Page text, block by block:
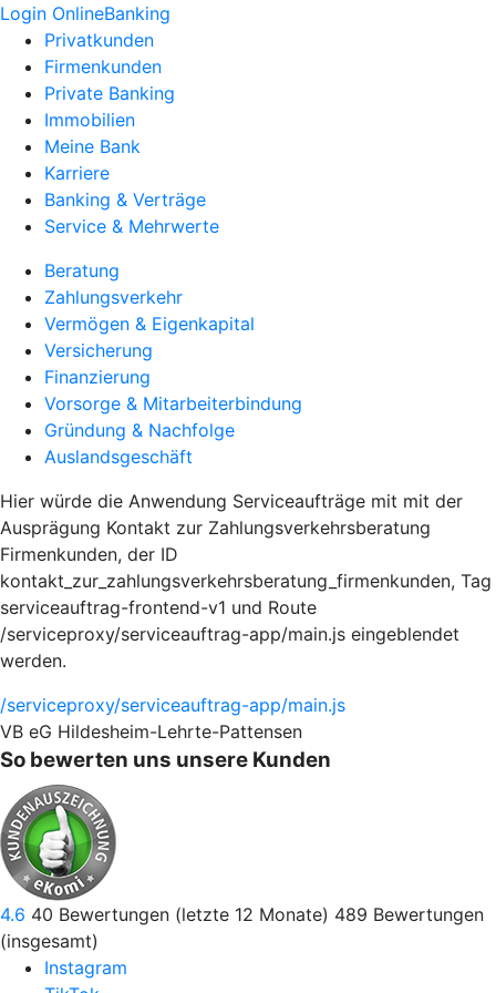
Login OnlineBanking
Privatkunden
Firmenkunden
Private Banking
Immobilien
Meine Bank
Karriere
Banking & Verträge
Service & Mehrwerte
Beratung
Zahlungsverkehr
Vermögen & Eigenkapital
Versicherung
Finanzierung
Vorsorge & Mitarbeiterbindung
Gründung & Nachfolge
Auslandsgeschäft
Hier würde die Anwendung Serviceaufträge mit mit der
Ausprägung Kontakt zur Zahlungsverkehrsberatung
Firmenkunden, der ID
kontakt_zur_zahlungsverkehrsberatung_firmenkunden, Tag
serviceauftrag-frontend-v1 und Route
/serviceproxy/serviceauftrag-app/main.js eingeblendet
werden.
/serviceproxy/serviceauftrag-app/main.js
VB eG Hildesheim-Lehrte-Pattensen
So bewerten uns unsere Kunden
4.6 40 Bewertungen (letzte 12 Monate) 489 Bewertungen
(insgesamt)
Instagram